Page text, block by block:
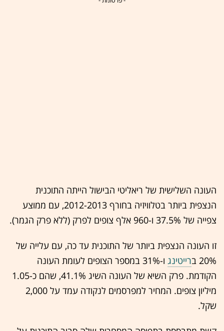
העונה השלישית של ריאליטי הבישול הייתה התוכנית
הנצפית ביותר בטלוויזיה בחורף 2012-2013, עם ממוצע
צפייה של 37.5% ו-960 אלף צופים לפרק (ללא פרק הגמר).
זו העונה הנצפית ביותר של התוכנית עד כה, עם עלייה של
20% ב
רייטינג
ו-31% במספר הצופים לעומת העונה
הקודמת. פרק השיא של העונה השיג 41.1%, שהם כ-1.05
מיליון צופים. המחיר למפרסמים לנקודה עמד על 2,000
שקל.